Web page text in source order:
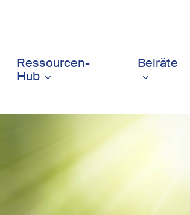
Ressourcen-
Hub
Beiräte